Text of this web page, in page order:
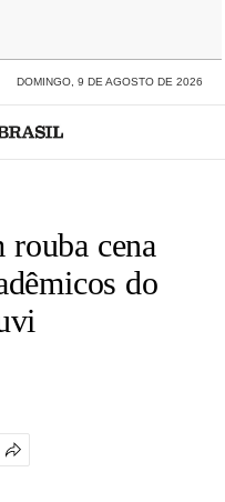
DOMINGO, 9 DE AGOSTO DE 2026
cena
do